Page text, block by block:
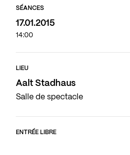
SÉANCES
17.01.2015
14:00
LIEU
Aalt Stadhaus
Salle de spectacle
ENTRÉE LIBRE